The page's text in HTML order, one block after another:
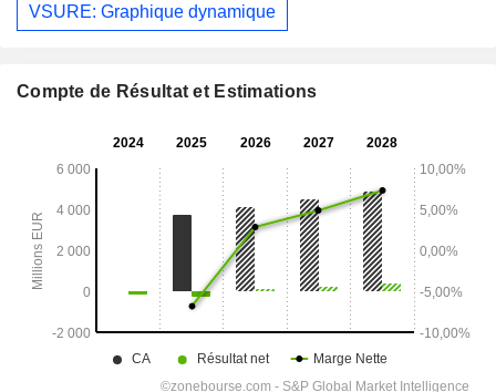
VSURE: Graphique dynamique
Compte de Résultat et Estimations